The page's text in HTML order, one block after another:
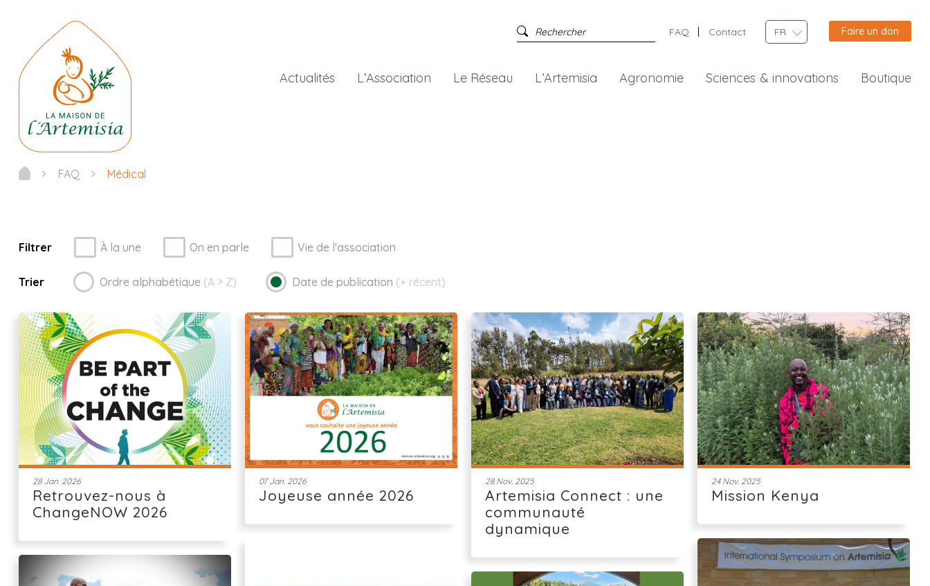
FAQ Contact FR Faire un don
Actualités L’Association Le Réseau L’Artemisia Agronomie Sciences & innovations Boutique
FAQ Médical
Filtrer À la une On en parle Vie de l'association
Trier Ordre alphabétique (A > Z) Date de publication (+ récent)
28 Jan. 2026
Retrouvez-nous à
ChangeNOW 2026
07 Jan. 2026
Joyeuse année 2026
28 Nov. 2025
Artemisia Connect : une
communauté
dynamique
24 Nov. 2025
Mission Kenya